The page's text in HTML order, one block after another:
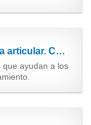
ETERNIUM LAB. Sistema articular. Colágeno Hidrolizado Marino + Glucosamina + Condroitina + PEA +...
que ayudan a los